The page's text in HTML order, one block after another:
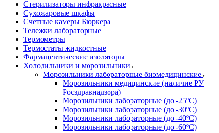
Стерилизаторы инфракрасные
Сухожаровые шкафы
Счетные камеры Бюркера
Тележки лабораторные
Термометры
Термостаты жидкостные
Фармацевтические изоляторы
Холодильники и морозильники
Морозильники лабораторные биомедицинские
Морозильники медицинские (наличие РУ
Росздравнадзора)
Морозильники лабораторные (до -25ºС)
Морозильники лабораторные (до -30ºС)
Морозильники лабораторные (до -40ºС)
Морозильники лабораторные (до -60ºС)